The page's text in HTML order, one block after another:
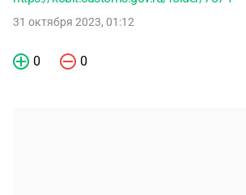
31 октября 2023, 01:12
0 0